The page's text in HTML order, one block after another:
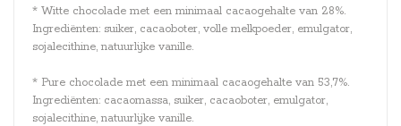
* Witte chocolade met een minimaal cacaogehalte van 28%.
Ingrediënten: suiker, cacaoboter, volle melkpoeder, emulgator,
sojalecithine, natuurlijke vanille.
* Pure chocolade met een minimaal cacaogehalte van 53,7%.
Ingrediënten: cacaomassa, suiker, cacaoboter, emulgator,
sojalecithine, natuurlijke vanille.